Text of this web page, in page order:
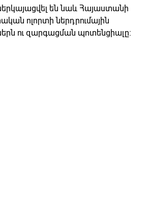
են նաև Հայաստանի
ոլորտի ներդրումային
ու զարգացման պոտենցիալը։